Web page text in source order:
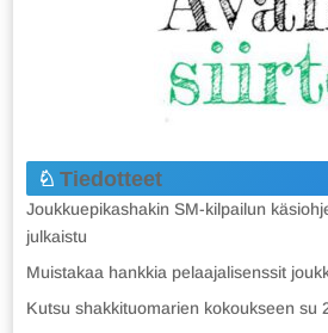
Tiedotteet
Joukkuepikashakin SM-kilpailun
julkaistu
Muistakaa hankkia pelaajalisenssit
Kutsu shakkituomarien kokoukseen su